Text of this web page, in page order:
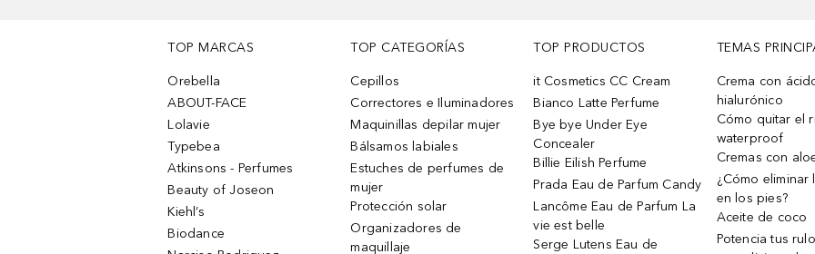
TOP MARCAS
Orebella
ABOUT-FACE
Lolavie
Typebea
Atkinsons - Perfumes
Beauty of Joseon
Kiehl’s
Biodance
TOP CATEGORÍAS
Cepillos
Correctores e Iluminadores
Maquinillas depilar mujer
Bálsamos labiales
Estuches de perfumes de
mujer
Protección solar
Organizadores de
maquillaje
TOP PRODUCTOS
it Cosmetics CC Cream
Bianco Latte Perfume
Bye bye Under Eye
Concealer
Billie Eilish Perfume
Prada Eau de Parfum Candy
Lancôme Eau de Parfum La
vie est belle
Serge Lutens Eau de
TEMAS
Crema con
hialurónico
Cómo quitar el
waterproof
Cremas con
¿Cómo eliminar
en los pies?
Aceite de coco
Potencia tus